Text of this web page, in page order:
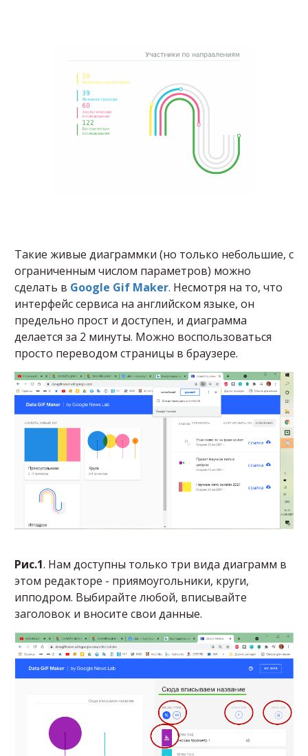
Такие живые диаграммки (но только небольшие, с
ограниченным числом параметров) можно
сделать в Google Gif Maker. Несмотря на то, что
интерфейс сервиса на английском языке, он
предельно прост и доступен, и диаграмма
делается за 2 минуты. Можно воспользоваться
просто переводом страницы в браузере.
Рис.1. Нам доступны только три вида диаграмм в
этом редакторе - приямоугольники, круги,
ипподром. Выбирайте любой, вписывайте
заголовок и вносите свои данные.